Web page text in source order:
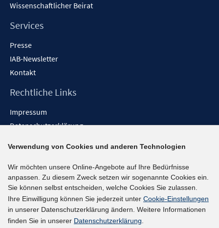
Wissenschaftlicher Beirat
Services
Presse
IAB-Newsletter
Kontakt
Rechtliche Links
Impressum
Datenschutzerklärung
Barrieren melden
Social-Media-Kanäle
BlueSky
YouTube
LinkedIn
Verwendung von Cookies und anderen Technologien
Wir möchten unsere Online-Angebote auf Ihre Bedürfnisse
anpassen. Zu diesem Zweck setzen wir sogenannte Cookies ein.
Sie können selbst entscheiden, welche Cookies Sie zulassen.
Ihre Einwilligung können Sie jederzeit unter Cookie-Einstellungen
in unserer Datenschutzerklärung ändern. Weitere Informationen
finden Sie in unserer Datenschutzerklärung.